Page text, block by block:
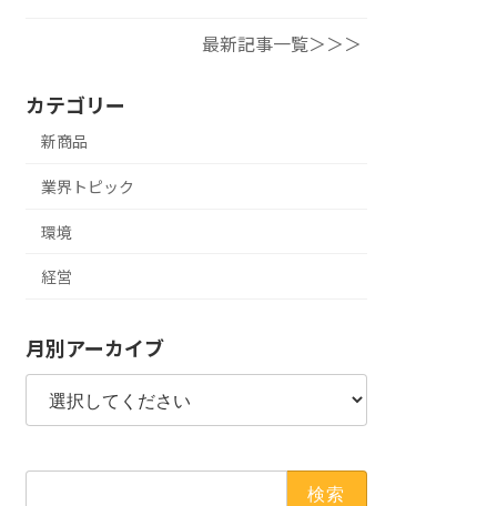
最新記事一覧＞＞＞
カテゴリー
新商品
業界トピック
環境
経営
月別アーカイブ